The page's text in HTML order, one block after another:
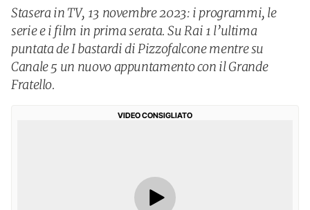
Stasera in TV, 13 novembre 2023: i programmi, le
serie e i film in prima serata. Su Rai 1 l’ultima
puntata de I bastardi di Pizzofalcone mentre su
Canale 5 un nuovo appuntamento con il Grande
Fratello.
VIDEO CONSIGLIATO